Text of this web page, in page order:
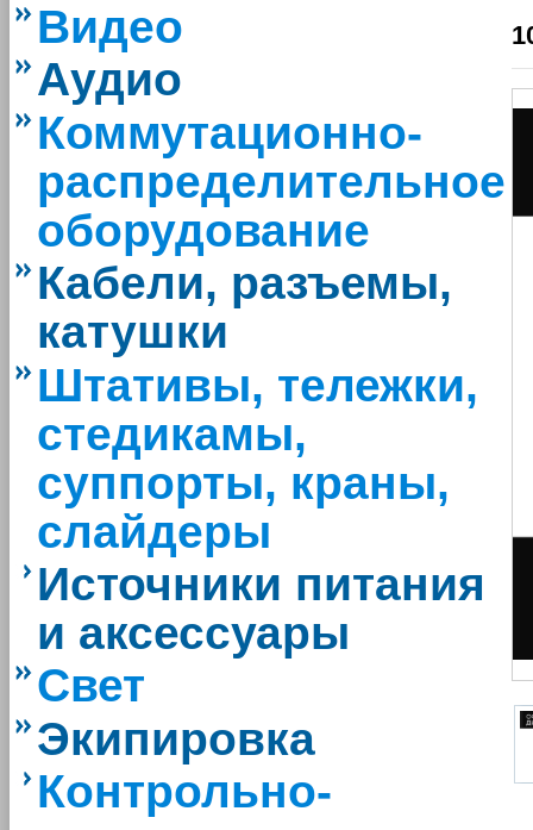
Видео
Аудио
Коммутационно-
распределительное
оборудование
Кабели, разъемы,
катушки
Штативы, тележки,
стедикамы,
суппорты, краны,
слайдеры
Источники питания
и аксессуары
Свет
Экипировка
Контрольно-